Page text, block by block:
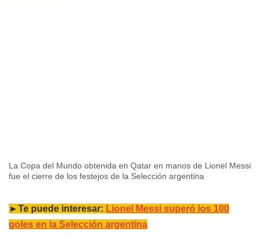
La Copa del Mundo obtenida en Qatar en manos de Lionel Messi
fue el cierre de los festejos de la Selección argentina
►Te puede interesar: Lionel Messi superó los 100
goles en la Selección argentina